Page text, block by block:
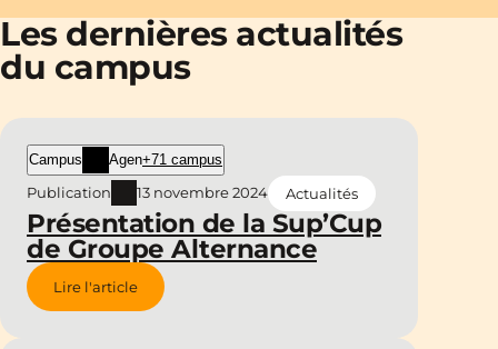
Les dernières actualités
du campus
Présentation de la Sup’Cup
de Groupe Alternance
Campus Agen+71 campus
Publication 13 novembre 2024 Actualités
Lire l'article